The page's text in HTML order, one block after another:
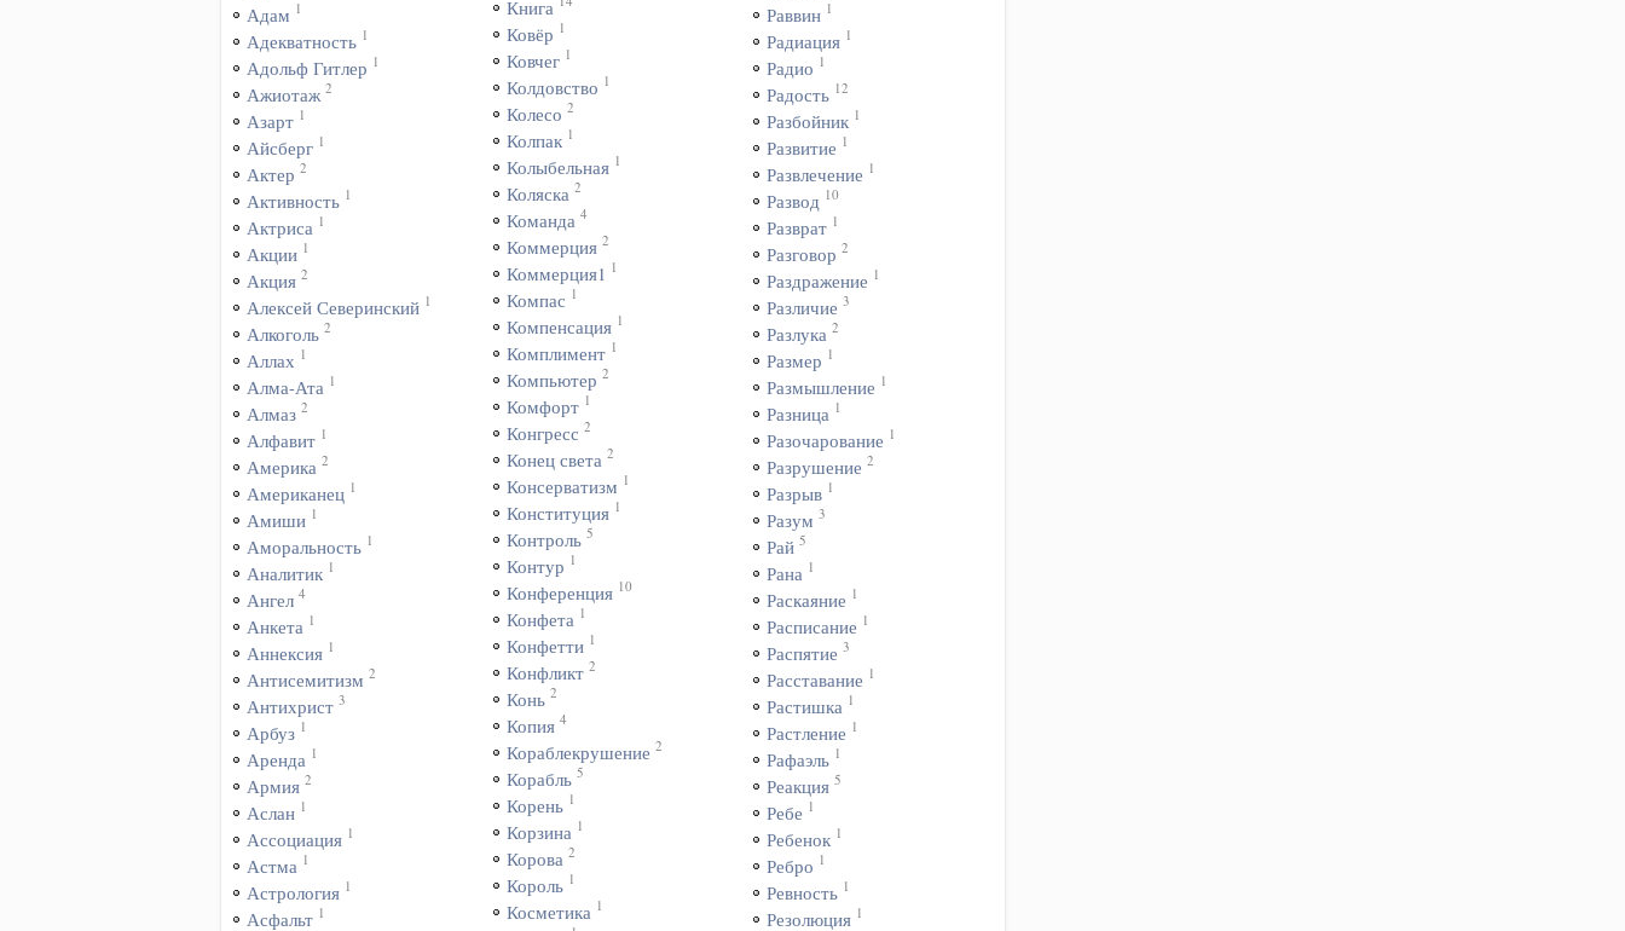
Адам 1
Адекватность 1
Адольф Гитлер 1
Ажиотаж 2
Азарт 1
Айсберг 1
Актер 2
Активность 1
Актриса 1
Акции 1
Акция 2
Алексей Северинский 1
Алкоголь 2
Аллах 1
Алма-Ата 1
Алмаз 2
Алфавит 1
Америка 2
Американец 1
Амиши 1
Аморальность 1
Аналитик 1
Ангел 4
Анкета 1
Аннексия 1
Антисемитизм 2
Антихрист 3
Арбуз 1
Аренда 1
Армия 2
Аслан 1
Ассоциация 1
Астма 1
Астрология 1
Асфальт 1
Книга
Ковёр 1
Ковчег 1
Колдовство 1
Колесо 2
Колпак 1
Колыбельная 1
Коляска 2
Команда 4
Коммерция 2
Коммерция1 1
Компас 1
Компенсация 1
Комплимент 1
Компьютер 2
Комфорт 1
Конгресс 2
Конец света 2
Консерватизм 1
Конституция 1
Контроль 5
Контур 1
Конференция 10
Конфета 1
Конфетти 1
Конфликт 2
Конь 2
Копия 4
Кораблекрушение 2
Корабль 5
Корень 1
Корзина 1
Корова 2
Король 1
Косметика 1
Раввин 1
Радиация 1
Радио 1
Радость 12
Разбойник 1
Развитие 1
Развлечение 1
Развод 10
Разврат 1
Разговор 2
Раздражение 1
Различие 3
Разлука 2
Размер 1
Размышление 1
Разница 1
Разочарование 1
Разрушение 2
Разрыв 1
Разум 3
Рай 5
Рана 1
Раскаяние 1
Расписание 1
Распятие 3
Расставание 1
Растишка 1
Растление 1
Рафаэль 1
Реакция 5
Ребе 1
Ребенок 1
Ребро 1
Ревность 1
Резолюция 1